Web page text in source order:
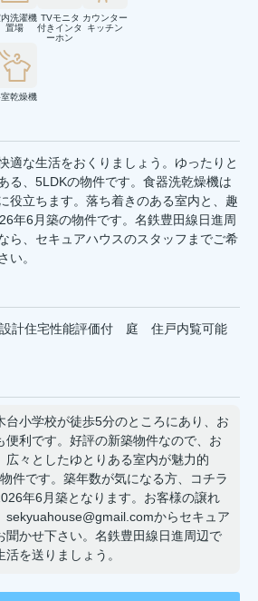
洗濯機
置場
TVモニタ
付きインタ
ーホン
カウンター
キッチン
乾燥機
適な生活をおくりましょう。ゆったりと
る、5LDKの物件です。食器洗乾燥機は
役立ちます。落ち着きのある室内と、趣
年6月築の物件です。名鉄豊田線日進周
ら、セキュアハウスのスタッフまでご希
い。
設計住宅性能評価付 庭
住戸内覧可能
台小学校が徒歩5分のところにあり、お
便利です。好評の新築物件なので、お
広々としたゆとりある室内が魅力的
件です。築年数が気になる方、コチラ
年6月築となります。お客様の譲れ
sekyuahouse@gmail.comからセキュア
聞かせ下さい。名鉄豊田線日進周辺で
を送りましょう。